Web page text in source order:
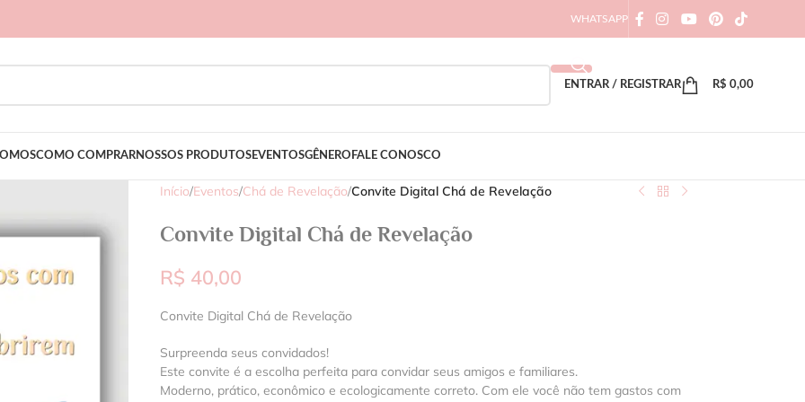
WHATSAPP
ENTRAR / REGISTRAR R$ 0,00
COMO COMPRARNOSSOS PRODUTOSEVENTOSGÊNERO FALE CONOSCO
Início/Eventos/Chá de Revelação/Convite Digital Chá de Revelação
Convite Digital Chá de Revelação
R$ 40,00
Convite Digital Chá de Revelação
Surpreenda seus convidados!
Este convite é a escolha perfeita para convidar seus amigos e familiares.
Moderno, prático, econômico e ecologicamente correto. Com ele você não tem gastos com